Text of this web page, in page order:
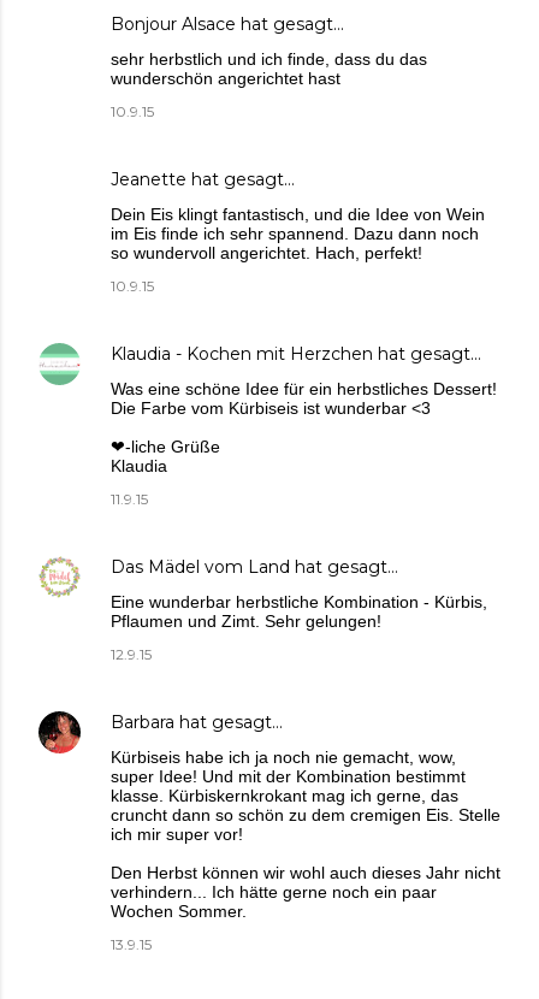
Bonjour Alsace hat gesagt…
sehr herbstlich und ich finde, dass du das
wunderschön angerichtet hast
10.9.15
Jeanette hat gesagt…
Dein Eis klingt fantastisch, und die Idee von Wein
im Eis finde ich sehr spannend. Dazu dann noch
so wundervoll angerichtet. Hach, perfekt!
10.9.15
Klaudia - Kochen mit Herzchen hat gesagt…
Was eine schöne Idee für ein herbstliches Dessert!
Die Farbe vom Kürbiseis ist wunderbar <3
❤-liche Grüße
Klaudia
11.9.15
Das Mädel vom Land hat gesagt…
Eine wunderbar herbstliche Kombination - Kürbis,
Pflaumen und Zimt. Sehr gelungen!
12.9.15
Barbara hat gesagt…
Kürbiseis habe ich ja noch nie gemacht, wow,
super Idee! Und mit der Kombination bestimmt
klasse. Kürbiskernkrokant mag ich gerne, das
cruncht dann so schön zu dem cremigen Eis. Stelle
ich mir super vor!
Den Herbst können wir wohl auch dieses Jahr nicht
verhindern... Ich hätte gerne noch ein paar
Wochen Sommer.
13.9.15